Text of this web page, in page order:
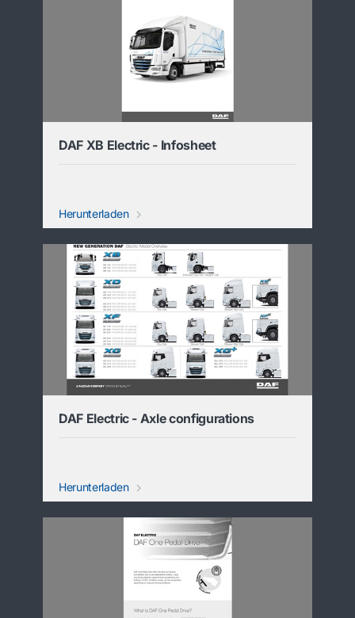
DAF XB Electric - Infosheet
Herunterladen
DAF Electric - Axle configurations
Herunterladen